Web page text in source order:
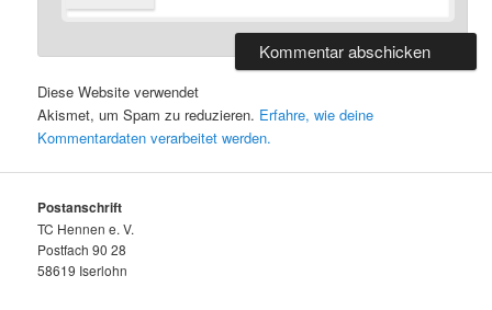
Diese Website verwendet
Akismet, um Spam zu reduzieren. Erfahre, wie deine
Kommentardaten verarbeitet werden.
Postanschrift
TC Hennen e. V.
Postfach 90 28
58619 Iserlohn